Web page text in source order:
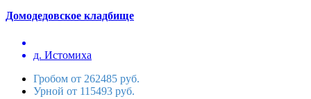
Домодедовское кладбище
д. Истомиха
Гробом от 262485 руб.
Урной от 115493 руб.